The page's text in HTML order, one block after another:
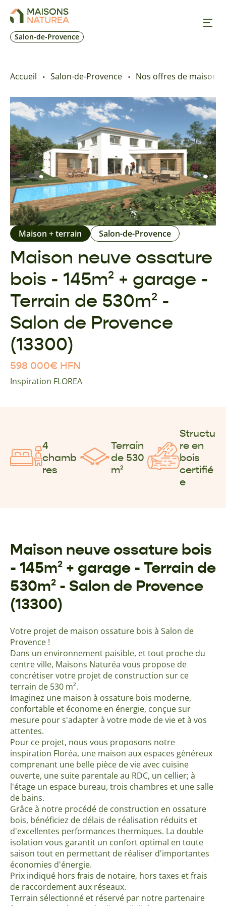
Salon-de-Provence
Nos offres
Prendre RDV
+33 4 42 55 70 10
Accueil Salon-de-Provence Nos offres de maison
Maison neuve ossature
bois - 145m² + garage -
Terrain de 530m² -
Salon de Provence
(13300)
Maison + terrain Salon-de-Provence
598 000€ HFN
Inspiration FLOREA
4
chamb
res
Terrain
de 530
m²
Structu
re en
bois
certifié
e
Maison neuve ossature bois
- 145m² + garage - Terrain de
530m² - Salon de Provence
(13300)
Votre projet de maison ossature bois à Salon de
Provence !
Dans un environnement paisible, et tout proche du
centre ville, Maisons Naturéa vous propose de
concrétiser votre projet de construction sur ce
terrain de 530 m².
Imaginez une maison à ossature bois moderne,
confortable et économe en énergie, conçue sur
mesure pour s'adapter à votre mode de vie et à vos
attentes.
Pour ce projet, nous vous proposons notre
inspiration Floréa, une maison aux espaces généreux
comprenant une belle pièce de vie avec cuisine
ouverte, une suite parentale au RDC, un cellier; à
l'étage un espace bureau, trois chambres et une salle
de bains.
Grâce à notre procédé de construction en ossature
bois, bénéficiez de délais de réalisation réduits et
d'excellentes performances thermiques. La double
isolation vous garantit un confort optimal en toute
saison tout en permettant de réaliser d'importantes
économies d'énergie.
Prix indiqué hors frais de notaire, hors taxes et frais
de raccordement aux réseaux.
Terrain sélectionné et réservé par notre partenaire